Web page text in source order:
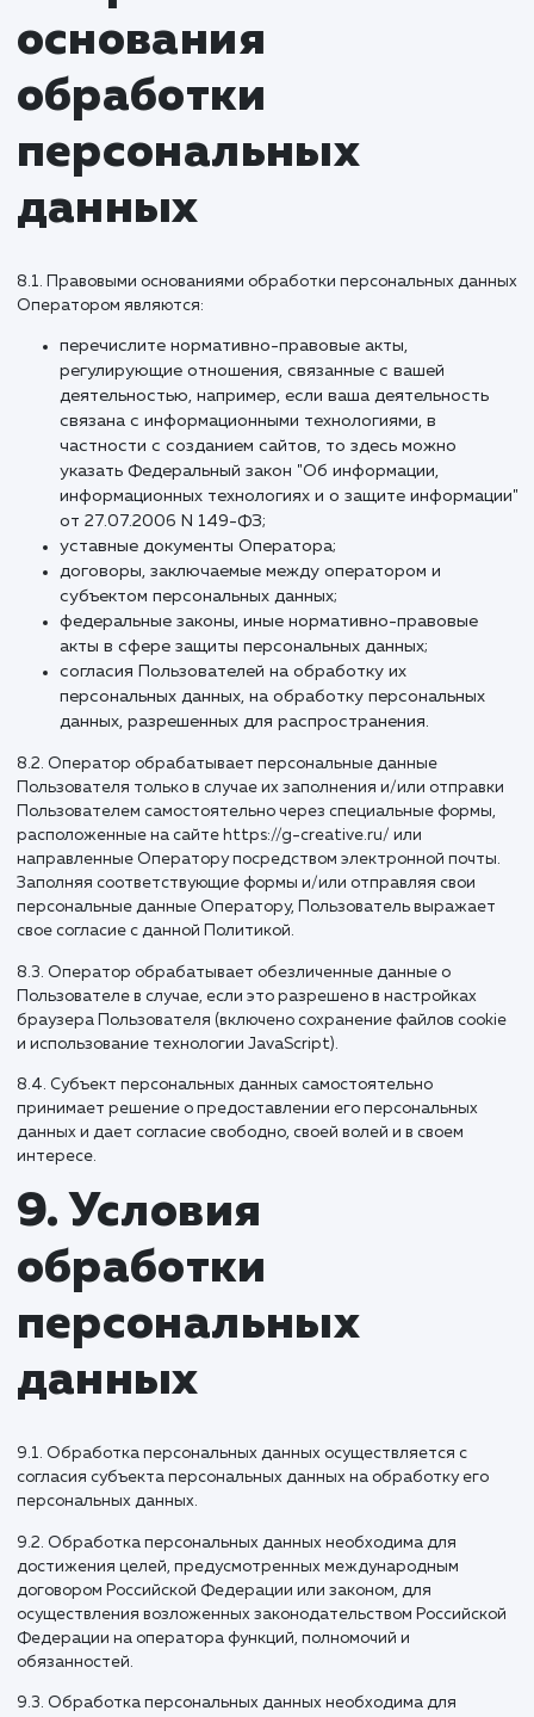
данных, если срок хранения персональных данных не
которого, выгодоприобретателем или поручителем по
которому является субъект персональных данных.
Обрабатываемые персональные данные уничтожаются
обезличиваются по достижении целей обработки или в
утраты необходимости в достижении этих целей, если
предусмотрено федеральным законом.
7. Цели обработки
персональных
данных
7.1. Цель обработки персональных данных Пользователя:
информирование Пользователя посредством
отправки электронных писем;
предоставление доступа Пользователю к
информации и/или материалам, содержащимся на
сайте https://g-creative.ru/.
7.2. Также Оператор имеет право направлять
уведомления о новых продуктах и услугах, специальных
предложениях и различных событиях. Пользователь
может отказаться от получения информационных
направив Оператору письмо на адрес электронной почты
info@g-creative.ru с пометкой Отказ от уведомлений о
продуктах и услугах и специальных предложениях.
7.3. Обезличенные данные Пользователей, собираемые с
помощью сервисов интернет-статистики, служат для
качества сайта и его содержания.
8. Правовые
основания
обработки
персональных
данных
8.1. Правовыми основаниями обработки персональных
Оператором являются:
перечислите нормативно-правовые акты,
регулирующие отношения, связанные с вашей
деятельностью, например, если ваша
связана с информационными технологиями, в
частности с созданием сайтов, то здесь можно
указать Федеральный закон "Об информации,
информационных технологиях и о защите
от 27.07.2006 N 149-ФЗ;
уставные документы Оператора;
договоры, заключаемые между оператором и